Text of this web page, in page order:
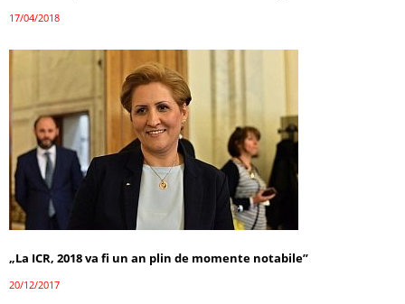
17/04/2018
„La ICR, 2018 va fi un an plin de momente notabile”
20/12/2017